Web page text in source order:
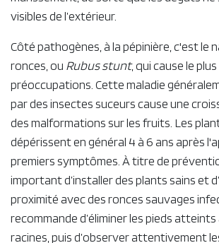
décomposé).
Le moucheron asiatiqueDrosophila
principal ravageur en production et
particulièrement aux variétés tardives.
sur les fruits avant qu’ils ne se colorent,
nourrissent à l’intérieur de ceux-ci
mûrissement, de sorte que les dégâts ne
visibles de l’extérieur.
Côté pathogènes, à la pépinière, c'est le
ronces, ouRubus stunt, qui cause le
préoccupations. Cette maladie